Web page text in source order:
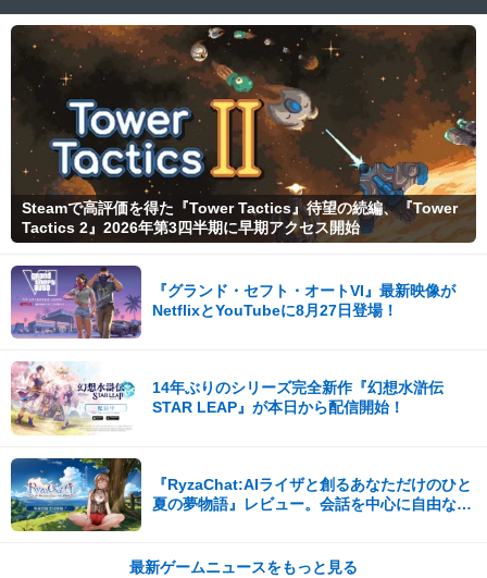
Steamで高評価を得た『Tower Tactics』待望の続編、『Tower
Tactics 2』2026年第3四半期に早期アクセス開始
『グランド・セフト・オートVI』最新映像が
NetflixとYouTubeに8月27日登場！
14年ぶりのシリーズ完全新作『幻想水滸伝
STAR LEAP』が本日から配信開始！
『RyzaChat:AIライザと創るあなただけのひと
夏の夢物語』レビュー。会話を中心に自由な冒
最新ゲームニュースをもっと見る